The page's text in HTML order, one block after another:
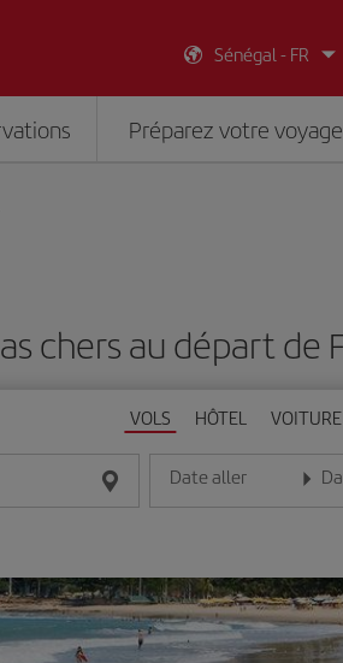
Sénégal - FR
Préparez votre voyage
chers au départ de
VOLS HÔTEL VOITURE
Date aller
Entrez la date au format